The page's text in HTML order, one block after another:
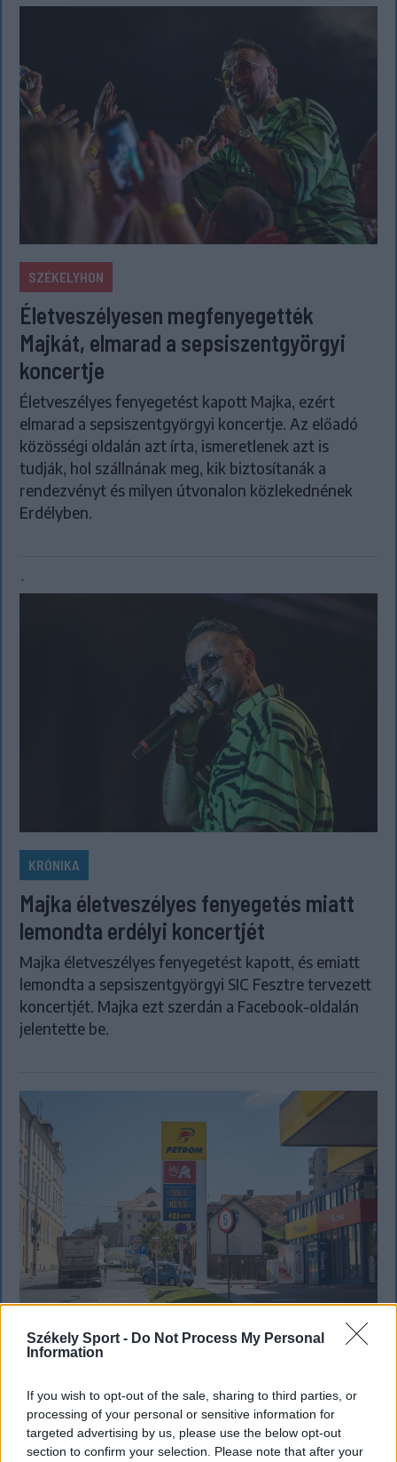
Székely Sport - Do Not Process My Personal
Information
If you wish to opt-out of the sale, sharing to third parties, or
processing of your personal or sensitive information for
targeted advertising by us, please use the below opt-out
section to confirm your selection. Please note that after your
SZÉKELYHON
Életveszélyesen megfenyegették
Majkát, elmarad a sepsiszentgyörgyi
koncertje
Életveszélyes fenyegetést kapott Majka, ezért
elmarad a sepsiszentgyörgyi koncertje. Az előadó
közösségi oldalán azt írta, ismeretlenek azt is
tudják, hol szállnának meg, kik biztosítanák a
rendezvényt és milyen útvonalon közlekednének
Erdélyben.
`
KRÓNIKA
Majka életveszélyes fenyegetés miatt
lemondta erdélyi koncertjét
Majka életveszélyes fenyegetést kapott, és emiatt
lemondta a sepsiszentgyörgyi SIC Fesztre tervezett
koncertjét. Majka ezt szerdán a Facebook-oldalán
jelentette be.
KRÓNIKA
Gyanús az üzemanyagok drágulása?
Kihasználhatták a korlátozás előtti
„szélcsendet” a cégek a Versenytanács